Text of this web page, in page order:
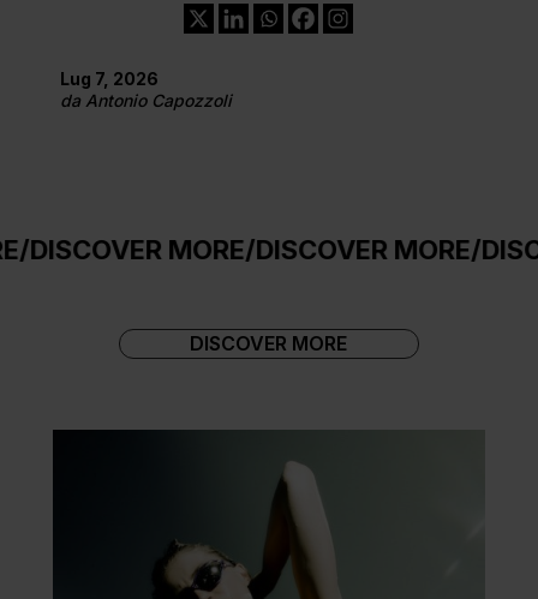
Lug 7, 2026
da Antonio Capozzoli
MORE/DISCOVER MORE/DISCOVER
DISCOVER MORE